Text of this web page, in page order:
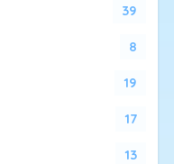
39
8
19
17
13